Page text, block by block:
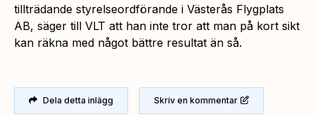
tillträdande styrelseordförande i Västerås Flygplats
AB, säger till VLT att han inte tror att man på kort sikt
kan räkna med något bättre resultat än så.
Dela detta inlägg Skriv en kommentar